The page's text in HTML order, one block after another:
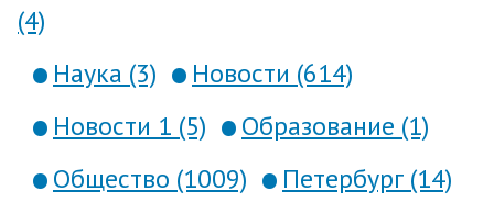
(4)
Наука (3)
Новости (614)
Новости 1 (5)
Образование (1)
Общество (1009)
Петербург (14)